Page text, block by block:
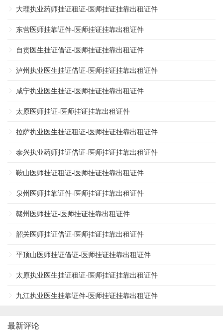
大理执业药师挂证租证-医师挂证挂靠出租证件
东营医师挂靠证件-医师挂证挂靠出租证件
自贡医生挂证借证-医师挂证挂靠出租证件
泸州执业医生挂证借证-医师挂证挂靠出租证件
咸宁执业医生挂证-医师挂证挂靠出租证件
太原医师挂证-医师挂证挂靠出租证件
拉萨执业医生挂证租证-医师挂证挂靠出租证件
泰兴执业药师挂证借证-医师挂证挂靠出租证件
鞍山医师挂证租证-医师挂证挂靠出租证件
泉州医师挂靠证件-医师挂证挂靠出租证件
赣州医师挂证-医师挂证挂靠出租证件
韶关医师挂证借证-医师挂证挂靠出租证件
平顶山医师挂证借证-医师挂证挂靠出租证件
太原执业医生挂证租证-医师挂证挂靠出租证件
九江执业医生挂靠证件-医师挂证挂靠出租证件
最新评论